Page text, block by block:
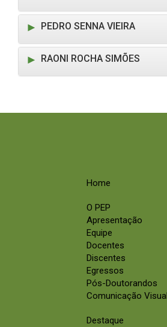
PEDRO SENNA VIEIRA
RAONI ROCHA SIMÕES
Home
O PEP
Apresentação
Equipe
Docentes
Discentes
Egressos
Pós-Doutorandos
Comunicação Visual
Destaque